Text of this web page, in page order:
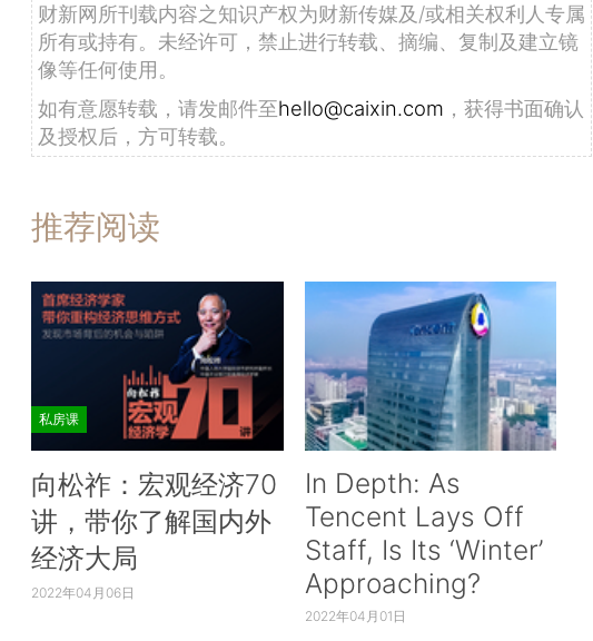
财新网所刊载内容之知识产权为财新传媒及/或相关权利人专属
所有或持有。未经许可，禁止进行转载、摘编、复制及建立镜
像等任何使用。
如有意愿转载，请发邮件至hello@caixin.com ，获得书面确认
及授权后，方可转载。
推荐阅读
私房课
向松祚：宏观经济70
讲，带你了解国内外
经济大局
2022年04月06日
In Depth: As
Tencent Lays Off
Staff, Is Its ‘Winter’
Approaching?
2022年04月01日